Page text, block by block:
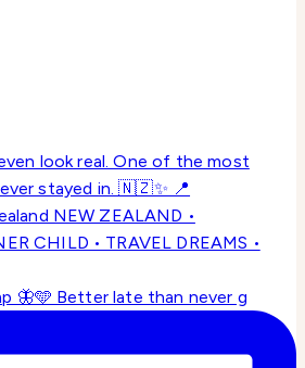
🦋🩵 Better late than never g